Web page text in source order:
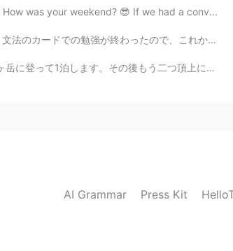
was your weekend? 😎 If we had a conv...
じを書くと言う勉強をし始めます。 外はまだ暗くいですね。その上に、気温が低くて...
がいいといいです。アルプスでハイキングが本当に好きです！でも、時々いいお天気は...
AI Grammar Press Kit